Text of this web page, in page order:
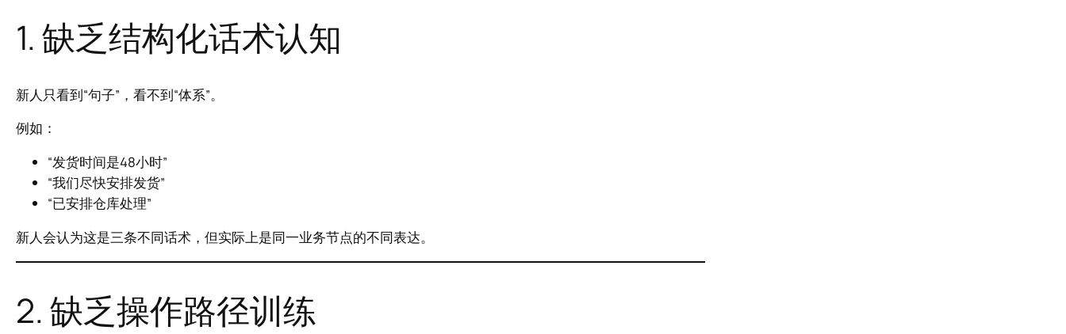
1. 缺乏结构化话术认知
新人只看到“句子”，看不到“体系”。
例如：
“发货时间是48小时”
“我们尽快安排发货”
“已安排仓库处理”
新人会认为这是三条不同话术，但实际上是同一业务节点的不同表达。
2. 缺乏操作路径训练